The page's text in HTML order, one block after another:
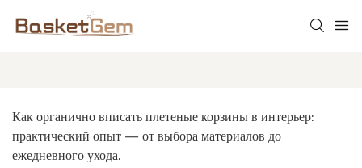
Как органично вписать плетеные корзины в интерьер:
практический опыт — от выбора материалов до
ежедневного ухода.